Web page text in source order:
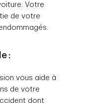
Votre
de votre
:
vous aide à
de votre
dont